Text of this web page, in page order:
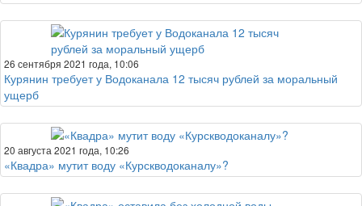
26 сентября 2021 года, 10:06
Курянин требует у Водоканала 12 тысяч рублей за моральный
ущерб
20 августа 2021 года, 10:26
«Квадра» мутит воду «Курскводоканалу»?